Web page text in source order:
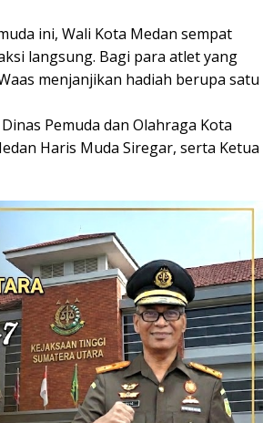
ini, Wali Kota Medan sempat
langsung. Bagi para atlet yang
menjanjikan hadiah berupa satu
Pemuda dan Olahraga Kota
Haris Muda Siregar, serta Ketua